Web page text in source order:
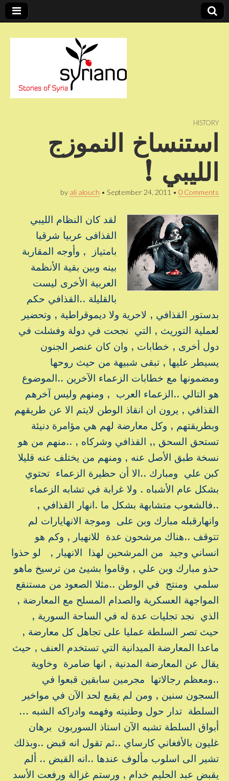
syriano HISTORY
استنساخ النموزج
الليبي !
by ali alouch • September 24, 2011 • 0 Comments
لقد كان النظام الليبي
القذافى عربيا شرقيا
بامتياز , وأوجه المقاربة
بينه وبين بقية الأنظمة
العربية الأخرى ليست
بالقليلة ..القذافي حكم
بدستور القذافي , لاحرية ولا ديموقراطية , وتحضير
لعملية التوريث , التي نجحت في دولة وفشلت في
دول أخرى , خطابات , وان كان عنصر الجنون
يسيطر عليها , تبقى شبيهة من حيث روحها
ومضمونها مع خطابات الزعماء الآخرين ..الموضوع
هو التالي ..الزعماء العرب , ومنهم وليس آخرهم
القذافي , يرون ان انقاذ الوطن لايتم الا عن طريقهم
وبطريقتهم , وكل معارضة لهم هي مؤامرة دنيئة
تستحق السحق ,, القذافي وشركاه , ..منهم من هو
نسخة طبق الأصل عنه , ومنهم من يختلف عنه قليلا
كبن علي ومبارك ..الا أن حظيرة الزعماء تحتوي
بشكل عام الأشباه . ولا غرابة في تشابه الزعماء
..فالشعوب متشابهة بشكل ما .انهار القذافي ,
وانهارقبله مبارك وبن على وموجة الانهايارات لم
تتوقف ..هناك مرشحون عدة للانهيار , وكم هو
انساني وجيد من المرشحين لهذا الانهيار , لو حذوا
حذو مبارك وبن علي , وقاموا بشيئ من ترسيخ ماهو
سلمي ومنتج في الوطن ..مثلا الصعود من مستنقع
المواجهة العسكرية والصدام المسلح مع المعارضة ,
الذي نجد تجليات عدة له في الساحة السورية ,
حيث تصر السلطة عمليا على تجاهل كل معارضة ,
ماعدا المعارضة الميدانية التي تستخدم العنف , حيث
يقال عن المعارضة المدنية , انها ضامرة وخاوية
..ومعظم رجالاتها مجرمين سابقين قبعوا في
السجون سنين , ومن لم يقبع لحد الآن في مواخير
السلطة تدار حول وطنيته وفهمه وادراكه الشبه …
أبواق السلطة تشبه الآن استاذ السوربون برهان
غليون بالأفغاني كارساي ..ثم تقول انه قبض ..وبذلك
تشير الى اسلوب مألوف عندها ..انه القبض .. ألم
يقبض عبد الحليم خدام , ورستم غزالة ورفعت الأسد